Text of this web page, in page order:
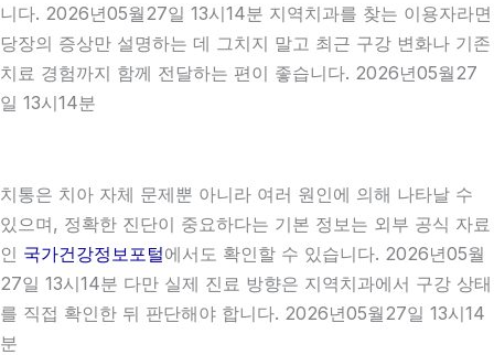
니다. 2026년05월27일 13시14분 지역치과를 찾는 이용자라면
당장의 증상만 설명하는 데 그치지 말고 최근 구강 변화나 기존
치료 경험까지 함께 전달하는 편이 좋습니다. 2026년05월27
일 13시14분
치통은 치아 자체 문제뿐 아니라 여러 원인에 의해 나타날 수
있으며, 정확한 진단이 중요하다는 기본 정보는 외부 공식 자료
인 국가건강정보포털에서도 확인할 수 있습니다. 2026년05월
27일 13시14분 다만 실제 진료 방향은 지역치과에서 구강 상태
를 직접 확인한 뒤 판단해야 합니다. 2026년05월27일 13시14
분